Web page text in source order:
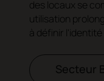
des locaux se
utilisation
à définir l'identité
Secteur